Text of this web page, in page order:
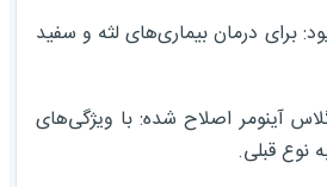
برای درمان بیماری‌های لثه و سفید
گلاس آینومر اصلاح شده: با ویژگی‌های
نوع قبلی.